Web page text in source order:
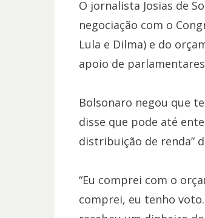
O jornalista Josias de
negociação com o
Lula e Dilma) e do
apoio de
Bolsonaro negou que
disse que pode até
distribuição de renda”
“Eu comprei com o
comprei, eu tenho